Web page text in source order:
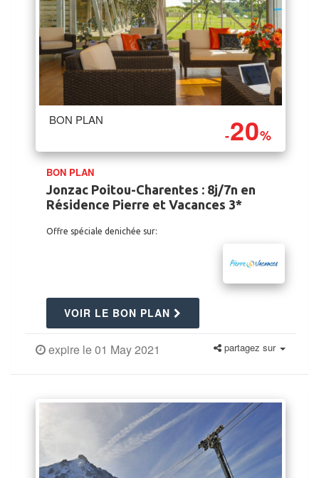
BON PLAN
-20%
BON PLAN
Jonzac Poitou-Charentes : 8j/7n en
Résidence Pierre et Vacances 3*
Offre spéciale denichée sur:
VOIR LE BON PLAN
expire le 01 May 2021 partagez sur